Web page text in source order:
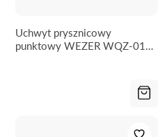
Uchwyt prysznicowy
punktowy WEZER WQZ-018-